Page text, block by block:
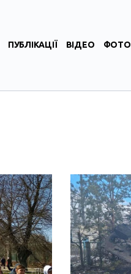
ПУБЛІКАЦІЇ ВІДЕО ФОТО